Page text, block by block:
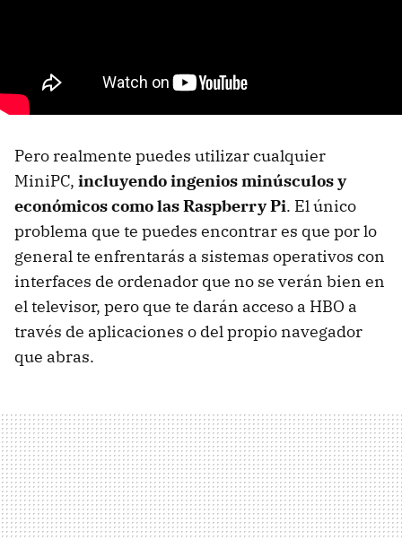
Pero realmente puedes utilizar cualquier
MiniPC, incluyendo ingenios minúsculos y
económicos como las Raspberry Pi. El único
problema que te puedes encontrar es que por lo
general te enfrentarás a sistemas operativos con
interfaces de ordenador que no se verán bien en
el televisor, pero que te darán acceso a HBO a
través de aplicaciones o del propio navegador
que abras.